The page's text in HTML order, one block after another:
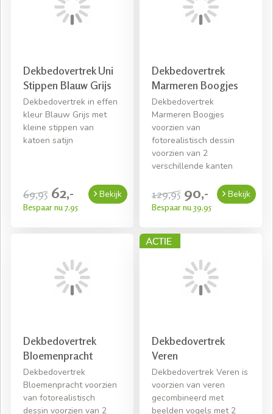
Dekbedovertrek Uni
Stippen Blauw Grijs
Dekbedovertrek in effen
kleur Blauw Grijs met
kleine stippen van
katoen satijn
69,95 62,-
Bespaar nu 7,95
Bekijk
Dekbedovertrek
Marmeren Boogjes
Dekbedovertrek
Marmeren Boogjes
voorzien van
fotorealistisch dessin
voorzien van 2
verschillende kanten
129,95 90,-
Bespaar nu 39,95
Bekijk
Dekbedovertrek
Bloemenpracht
Dekbedovertrek
Bloemenpracht voorzien
van fotorealistisch
dessin voorzien van 2
Dekbedovertrek
Veren
Dekbedovertrek Veren is
voorzien van veren
gecombineerd met
beelden vogels met 2